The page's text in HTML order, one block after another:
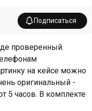
Подписаться
проверенный.
на кейсе можно
оригинальный -
5 часов. В комплекте